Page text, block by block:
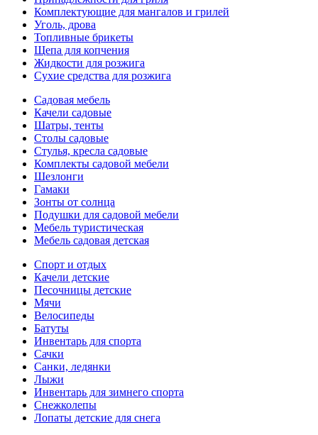
Комплектующие для мангалов и грилей
Уголь, дрова
Топливные брикеты
Щепа для копчения
Жидкости для розжига
Сухие средства для розжига
Садовая мебель
Качели садовые
Шатры, тенты
Столы садовые
Стулья, кресла садовые
Комплекты садовой мебели
Шезлонги
Гамаки
Зонты от солнца
Подушки для садовой мебели
Мебель туристическая
Мебель садовая детская
Спорт и отдых
Качели детские
Песочницы детские
Мячи
Велосипеды
Батуты
Инвентарь для спорта
Сачки
Санки, ледянки
Лыжи
Инвентарь для зимнего спорта
Снежколепы
Лопаты детские для снега